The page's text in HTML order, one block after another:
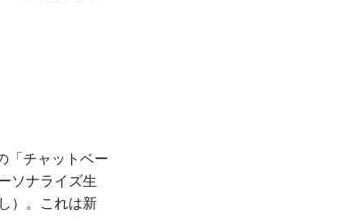
「チャットベー
ソナライズ生
）。これは新